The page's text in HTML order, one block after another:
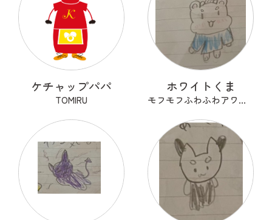
ケチャップパパ
TOMIRU
ホワイトくま
モフモフふわふわアワアワ